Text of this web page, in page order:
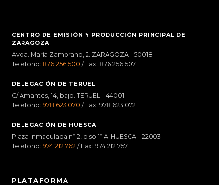
CENTRO DE EMISIÓN Y PRODUCCIÓN PRINCIPAL DE
ZARAGOZA
Avda. María Zambrano, 2. ZARAGOZA - 50018
Teléfono: 876 256 500 / Fax: 876 256 507
DELEGACIÓN DE TERUEL
C/ Amantes, 14, bajo. TERUEL - 44001
Teléfono: 978 623 070 / Fax: 978 623 072
DELEGACIÓN DE HUESCA
Plaza Inmaculada nº 2, piso 1º A. HUESCA - 22003
Teléfono: 974 212 762 / Fax: 974 212 757
PLATAFORMA